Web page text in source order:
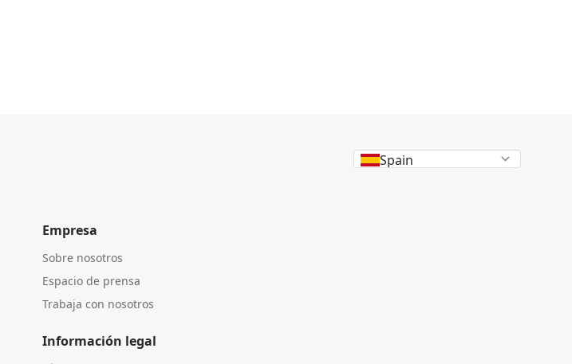
Spain
Empresa
Sobre nosotros
Espacio de prensa
Trabaja con nosotros
Información legal